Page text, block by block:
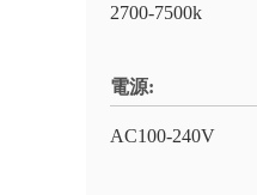
2700-7500k
電源:
AC100-240V